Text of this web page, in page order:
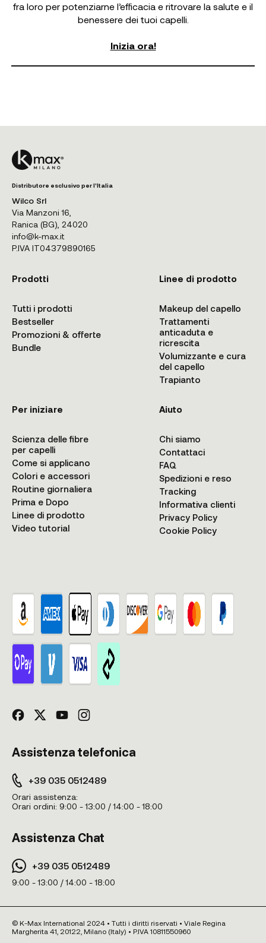
fra loro per potenziarne l’efficacia e ritrovare la salute e il
benessere dei tuoi capelli.
Inizia ora!
Distributore esclusivo per l'Italia
Wilco Srl
Via Manzoni 16,
Ranica (BG), 24020
info@k-max.it
P.IVA IT04379890165
Prodotti
Tutti i prodotti
Bestseller
Promozioni & offerte
Bundle
Linee di prodotto
Makeup del capello
Trattamenti
anticaduta e
ricrescita
Volumizzante e cura
del capello
Trapianto
Per iniziare
Scienza delle fibre
per capelli
Come si applicano
Colori e accessori
Routine giornaliera
Prima e Dopo
Linee di prodotto
Video tutorial
Aiuto
Chi siamo
Contattaci
FAQ
Spedizioni e reso
Tracking
Informativa clienti
Privacy Policy
Cookie Policy
Assistenza telefonica
+39 035 0512489
Orari assistenza:
Orari ordini: 9:00 - 13:00 / 14:00 - 18:00
Assistenza Chat
+39 035 0512489
9:00 - 13:00 / 14:00 - 18:00
© K-Max International 2024 • Tutti i diritti riservati • Viale Regina
Margherita 41, 20122, Milano (Italy) • P.IVA 10811550960